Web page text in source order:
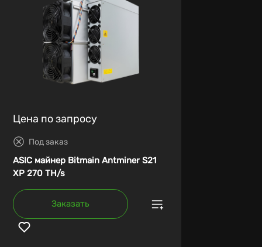
Цена по запросу
Под заказ
ASIC майнер Bitmain Antminer S21
XP 270 TH/s
Заказать